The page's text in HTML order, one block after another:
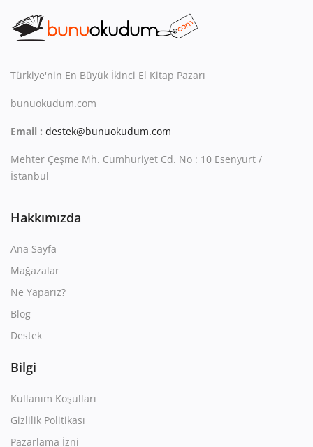
Türkiye'nin En Büyük İkinci El Kitap Pazarı
bunuokudum.com
Email : destek@bunuokudum.com
Mehter Çeşme Mh. Cumhuriyet Cd. No : 10 Esenyurt /
İstanbul
Hakkımızda
Ana Sayfa
Mağazalar
Ne Yaparız?
Blog
Destek
Bilgi
Kullanım Koşulları
Gizlilik Politikası
Pazarlama İzni